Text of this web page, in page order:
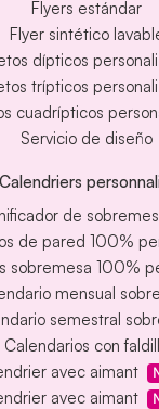
Flyers estándar
Flyer sintético
dípticos
trípticos
cuadrípticos
Servicio de diseño
Calendriers
de
de pared 100%
sobremesa 100%
mensual
semestral
Calendarios con
avec aimant
avec aimant